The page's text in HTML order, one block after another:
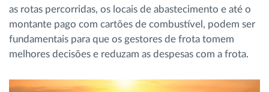
as rotas percorridas, os locais de abastecimento e até o
montante pago com cartões de combustível, podem ser
fundamentais para que os gestores de frota tomem
melhores decisões e reduzam as despesas com a frota.